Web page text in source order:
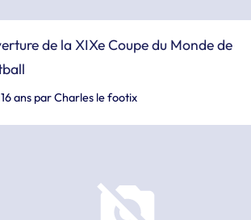
de la XIXe Coupe du Monde de
ans parCharles le footix